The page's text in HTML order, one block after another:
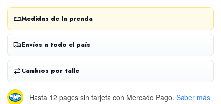
Medidas de la prenda
Envíos a todo el país
Cambios por talle
Hasta 12 pagos sin tarjeta con Mercado Pago. Saber más